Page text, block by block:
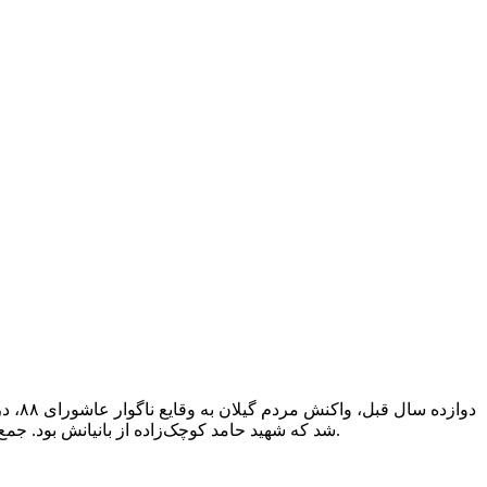
شد که شهید حامد کوچک‌زاده از بانیانش بود. جمع‌بندی جلسه این شد که برای صبح روز بعد (۸ دی) از مردم برای برگزاری یک تجمع در میدان شهرداری رشت دعوت شود.